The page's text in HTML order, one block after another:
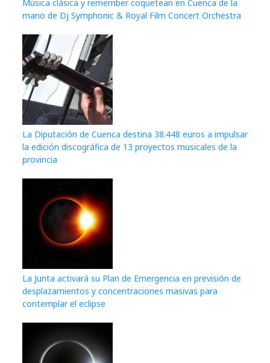
Música clásica y remember coquetean en Cuenca de la
mano de Dj Symphonic & Royal Film Concert Orchestra
La Diputación de Cuenca destina 38.448 euros a impulsar
la edición discográfica de 13 proyectos musicales de la
provincia
La Junta activará su Plan de Emergencia en previsión de
desplazamientos y concentraciones masivas para
contemplar el eclipse